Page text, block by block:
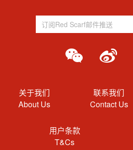
关于我们
About Us
联系我们
Contact Us
用户条款
T&Cs